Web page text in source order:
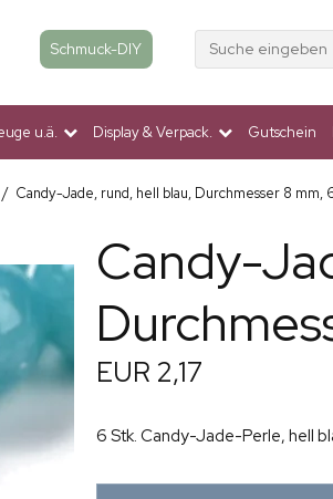
Schmuck-DIY Suche eingeben
u.ä. Display & Verpack. Gutschein
/ Candy-Jade, rund, hell blau, Durchmesser 8 mm,
Candy-
EUR 2,17
6 Stk. Candy-Jade-Perle, hell